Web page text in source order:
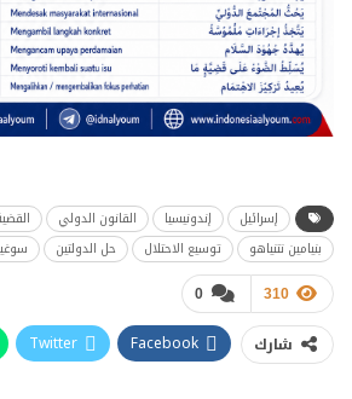
إسرائيل إندونيسيا القانون الدولي
بنيامين نتنياهو
توسيع الاحتلال حل الدولتين
0 310
شارك Facebook
Twitter